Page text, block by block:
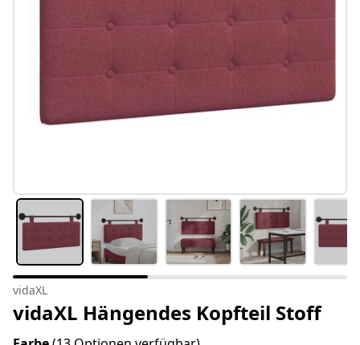
vidaXL
vidaXL Hängendes Kopfteil Stoff